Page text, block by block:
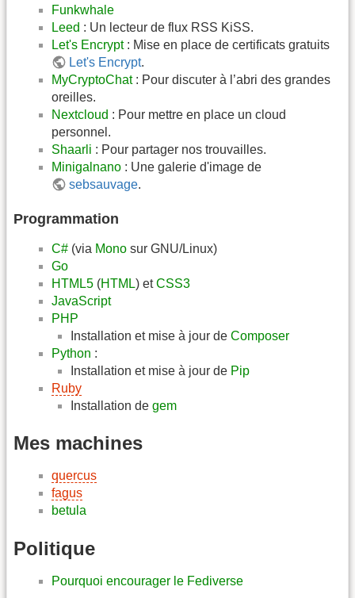
Funkwhale
Leed : Un lecteur de flux RSS KiSS.
Let's Encrypt: Mise en place de certificats gratuits
Let's Encrypt.
MyCryptoChat: Pour discuter à l’abri des grandes
oreilles.
Nextcloud : Pour mettre en place un cloud
personnel.
Shaarli : Pour partager nos trouvailles.
Minigalnano : Une galerie d'image de
sebsauvage.
Programmation
C# (via Mono sur GNU/Linux)
Go
HTML5 (HTML) etCSS3
JavaScript
PHP
Installation et mise à jour de Composer
Python :
Installation et mise à jour de Pip
Ruby
Installation de gem
Mes machines
quercus
fagus
betula
Politique
Pourquoi encourager le Fediverse